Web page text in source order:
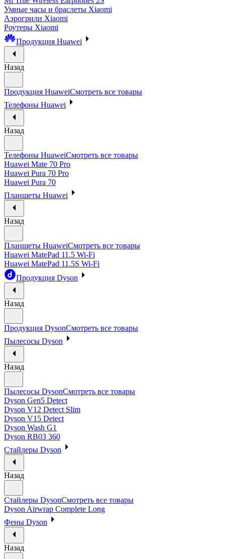
Умные часы и браслеты Xiaomi
Аэрогрили Xiaomi
Роутеры Xiaomi
Продукция Huawei
Назад
Продукция HuaweiСмотреть все товары
Телефоны Huawei
Назад
Телефоны HuaweiСмотреть все товары
Huawei Mate 70 Pro
Huawei Pura 70 Pro
Huawei Pura 70
Планшеты Huawei
Назад
Планшеты HuaweiСмотреть все товары
Huawei MatePad 11.5 Wi-Fi
Huawei MatePad 11.5S Wi-Fi
Продукция Dyson
Назад
Продукция DysonСмотреть все товары
Пылесосы Dyson
Назад
Пылесосы DysonСмотреть все товары
Dyson Gen5 Detect
Dyson V12 Detect Slim
Dyson V15 Detect
Dyson Wash G1
Dyson RB03 360
Стайлеры Dyson
Назад
Стайлеры DysonСмотреть все товары
Dyson Airwrap Complete Long
Фены Dyson
Назад